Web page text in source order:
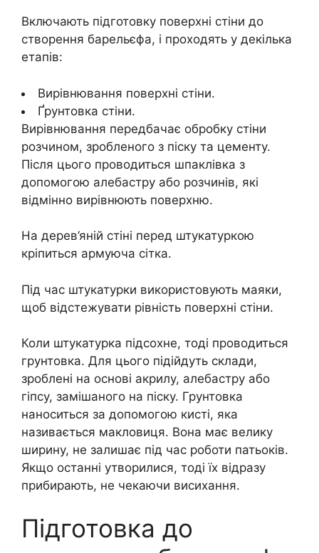
Включають підготовку поверхні стіни до
створення барельєфа, і проходять у декілька
етапів:
Вирівнювання поверхні стіни.
Ґрунтовка стіни.
Вирівнювання передбачає обробку стіни
розчином, зробленого з піску та цементу.
Після цього проводиться шпаклівка з
допомогою алебастру або розчинів, які
відмінно вирівнюють поверхню.
На дерев’яній стіні перед штукатуркою
кріпиться армуюча сітка.
Під час штукатурки використовують маяки,
щоб відстежувати рівність поверхні стіни.
Коли штукатурка підсохне, тоді проводиться
грунтовка. Для цього підійдуть склади,
зроблені на основі акрилу, алебастру або
гіпсу, замішаного на піску. Грунтовка
наноситься за допомогою кисті, яка
називається макловиця. Вона має велику
ширину, не залишає під час роботи патьоків.
Якщо останні утворилися, тоді їх відразу
прибирають, не чекаючи висихання.
Підготовка до